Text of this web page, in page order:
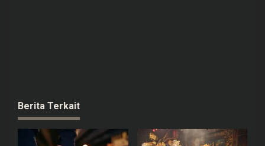
Berita Terkait